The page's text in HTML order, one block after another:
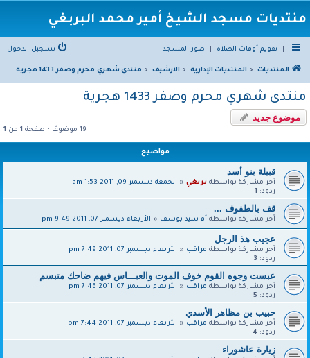
منتديات مسجد الشيخ أمير محمد البربغي
تقويم أوقات الصلاة صور المسجد تسجيل الدخول
المنتديات المنتديات الإدارية الارشيف منتدى شهري محرم وصفر 1433 هجرية
منتدى شهري محرم وصفر 1433 هجرية
موضوع جديد
19 موضوعًا • صفحة 1 من 1
مواضيع
قبيلة بنو أسد
آخر مشاركة بواسطة بربغي « الجمعة ديسمبر 09, 2011 1:53 am
ردود: 1
قف بالطفوف ...
آخر مشاركة بواسطة أم سيد يوسف « الأربعاء ديسمبر 07, 2011 9:49 pm
عجيب هذ الرجل
آخر مشاركة بواسطة مراقب « الأربعاء ديسمبر 07, 2011 7:49 pm
ردود: 3
عبست وجوه القوم خوف الموت والعبـــاس فيهم ضاحك متبسم
آخر مشاركة بواسطة مراقب « الأربعاء ديسمبر 07, 2011 7:46 pm
ردود: 5
حبيب بن مظاهر الأسدي
آخر مشاركة بواسطة مراقب « الأربعاء ديسمبر 07, 2011 7:44 pm
ردود: 4
زيارة عاشوراء